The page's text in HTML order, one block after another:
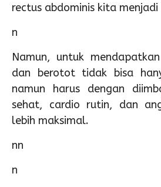
rectus abdominis kita
n
Namun, untuk
dan berotot tidak bisa
namun harus dengan
sehat, cardio rutin, dan
lebih maksimal.
nn
n